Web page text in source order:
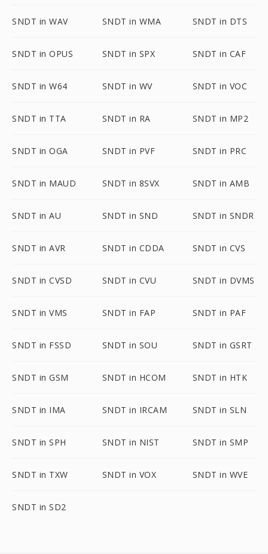
SNDT in WAV SNDT in WMA SNDT in DTS
SNDT in OPUS SNDT in SPX SNDT in CAF
SNDT in W64 SNDT in WV SNDT in VOC
SNDT in TTA SNDT in RA SNDT in MP2
SNDT in OGA SNDT in PVF SNDT in PRC
SNDT in MAUD SNDT in 8SVX SNDT in AMB
SNDT in AU SNDT in SND SNDT in SNDR
SNDT in AVR SNDT in CDDA SNDT in CVS
SNDT in CVSD SNDT in CVU SNDT in DVMS
SNDT in VMS SNDT in FAP SNDT in PAF
SNDT in FSSD SNDT in SOU SNDT in GSRT
SNDT in GSM SNDT in HCOM SNDT in HTK
SNDT in IMA SNDT in IRCAM SNDT in SLN
SNDT in SPH SNDT in NIST SNDT in SMP
SNDT in TXW SNDT in VOX SNDT in WVE
SNDT in SD2